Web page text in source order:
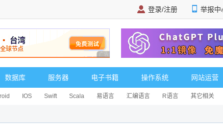
登录/注册 举报中
广告 商业广告，理性选择
数据库 服务器 电子书籍 操作系统 网站运营
IOS Swift Scala 易语言 汇编语言 R语言 其它相关